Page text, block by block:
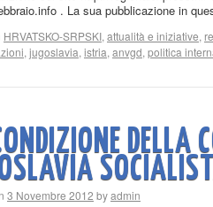
. La sua pubblicazione in
HRVATSKO-SRPSKI, attualità e iniziative,
, jugoslavia, istria, anvgd, politica
DELLA
3 Novembre 2012 byadmin